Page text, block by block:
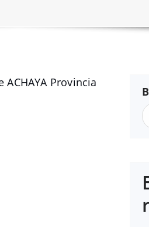
Provincia